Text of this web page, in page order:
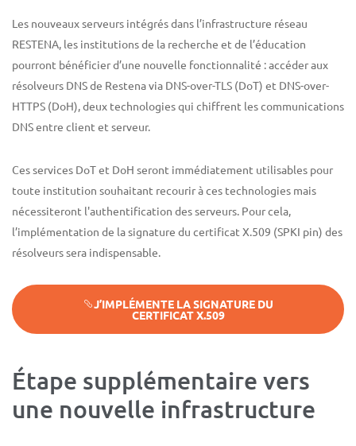
Les nouveaux serveurs intégrés dans l’infrastructure réseau
RESTENA, les institutions de la recherche et de l’éducation
pourront bénéficier d’une nouvelle fonctionnalité : accéder aux
résolveurs DNS de Restena via DNS-over-TLS (DoT) et DNS-over-
HTTPS (DoH), deux technologies qui chiffrent les communications
DNS entre client et serveur.
Ces services DoT et DoH seront immédiatement utilisables pour
toute institution souhaitant recourir à ces technologies mais
nécessiteront l'authentification des serveurs. Pour cela,
l’implémentation de la signature du certificat X.509 (SPKI pin) des
résolveurs sera indispensable.
J’IMPLÉMENTE LA SIGNATURE DU
CERTIFICAT X.509
Étape supplémentaire vers
une nouvelle infrastructure